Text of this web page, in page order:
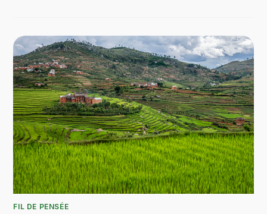
FIL DE PENSÉE